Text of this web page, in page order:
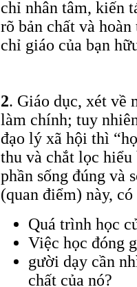
chỉ nhân tâm, kiến
rõ bản chất và
chỉ giáo của bạn
2. Giáo dục, xét về
làm chính; tuy
đạo lý xã hội thì
thu và chắt lọc hiểu
phần sống đúng và
(quan điểm) này,
Quá trình học
Việc học đóng
gười dạy cần
chất của nó?